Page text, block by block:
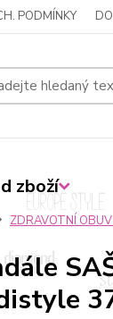
PODMÍNKY
ZDRAVOTNÍ
zboží